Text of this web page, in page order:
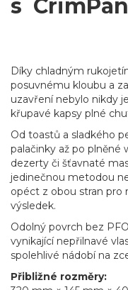
s
Díky chladným
posuvnému kloubu a
uzavření nebylo nikdy
křupavé kapsy plné
Od toastů a sladkého
palačinky až po plněné
dezerty či šťavnaté
jedinečnou metodou
opéct z obou stran pro
výsledek.
Odolný povrch bez
vynikající nepřilnavé
spolehlivé nádobí na
Přibližné rozměry: